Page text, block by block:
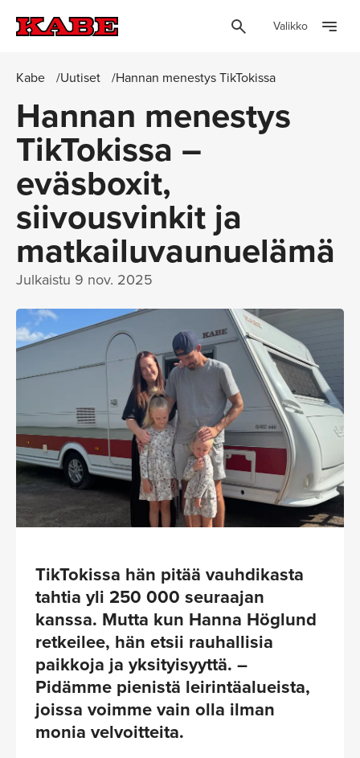
Valikko
Kabe Uutiset Hannan menestys TikTokissa
Hannan menestys
TikTokissa –
eväsboxit,
siivousvinkit ja
matkailuvaunuelämä
Julkaistu 9 nov. 2025
TikTokissa hän pitää vauhdikasta
tahtia yli 250 000 seuraajan
kanssa. Mutta kun Hanna Höglund
retkeilee, hän etsii rauhallisia
paikkoja ja yksityisyyttä. –
Pidämme pienistä leirintäalueista,
joissa voimme vain olla ilman
monia velvoitteita.